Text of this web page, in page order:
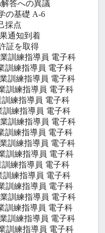
解答への異議
の基礎 A-6
採点
通知到着
証を取得
訓練指導員 電子科
訓練指導員 電子科
訓練指導員 電子科
訓練指導員 電子科
訓練指導員 電子科
訓練指導員 電子科
訓練指導員 電子科
訓練指導員 電子科
訓練指導員 電子科
訓練指導員 電子科
訓練指導員 電子科
訓練指導員 電子科
訓練指導員 電子科
訓練指導員 電子科
訓練指導員 電子科
訓練指導員 電子科
訓練指導員 電子科